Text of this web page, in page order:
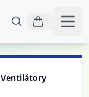
Ventilátory